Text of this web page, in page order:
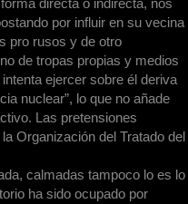
directa o indirecta, nos
por influir en su vecina
pro rusos y de otro
de tropas propias y medios
ejercer sobre él deriva
nuclear”, lo que no añade
Las pretensiones
Organización del Tratado del
calmadas tampoco lo es lo
ha sido ocupado por